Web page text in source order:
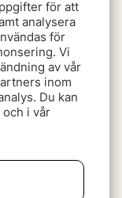
Sienna Spinning
för att
analysera
för
Vi
av vår
inom
Du kan
och i vår